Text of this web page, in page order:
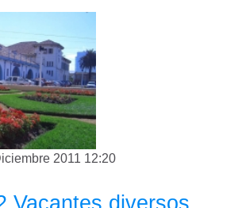
2011 12:20
Vacantes diversos